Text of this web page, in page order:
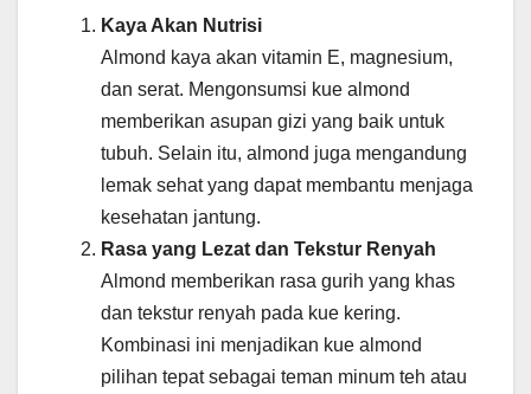
Kaya Akan Nutrisi
Almond kaya akan vitamin E, magnesium,
dan serat. Mengonsumsi kue almond
memberikan asupan gizi yang baik untuk
tubuh. Selain itu, almond juga mengandung
lemak sehat yang dapat membantu menjaga
kesehatan jantung.
Rasa yang Lezat dan Tekstur Renyah
Almond memberikan rasa gurih yang khas
dan tekstur renyah pada kue kering.
Kombinasi ini menjadikan kue almond
pilihan tepat sebagai teman minum teh atau